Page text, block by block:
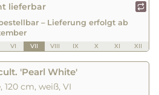
lieferbar
– Lieferung erfolgt ab
VI VII VIII IX X XI XII
'Pearl White'
120 cm, weiß, VI